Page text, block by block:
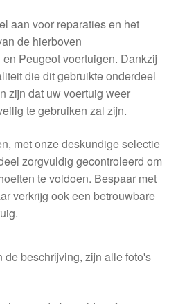
aan voor reparaties en het
de hierboven
Peugeot voertuigen. Dankzij
die dit gebruikte onderdeel
zijn dat uw voertuig weer
te gebruiken zal zijn.
met onze deskundige selectie
zorgvuldig gecontroleerd om
te voldoen. Bespaar met
verkrijg ook een betrouwbare
de beschrijving, zijn alle foto's